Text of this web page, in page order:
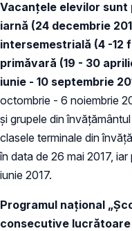
Vacanţele elevilor
iarnă (24 decembrie
intersemestrială (4 -12
primăvară (19 - 30
iunie - 10 septembrie
octombrie - 6 noiembrie
şi grupele din
clasele terminale din
în data de 26 mai 2017,
iunie 2017.
Programul naţional
consecutive